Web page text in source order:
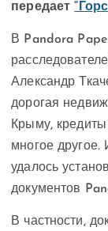
передает
В Pandora
Александр
дорогая
Крыму,
многое другое.
удалось
документов
В частности,